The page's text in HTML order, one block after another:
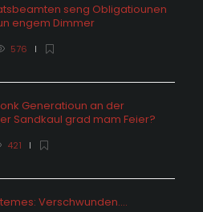
seng Obligatiounen
engem Dimmer
576
Generatioun an der
Sandkaul grad mam Feier?
421
Verschwunden….